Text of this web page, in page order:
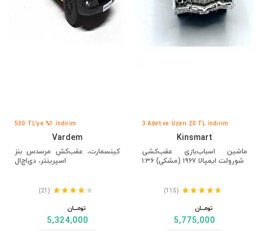
3 Adet ve Üzeri 20 TL İndirim
Kinsmart
ماشین اسباب‌بازی عقب‌کشی
شورولت ایمپالا ۱۹۶۷ (مشکی) ۱:۳۶
(115)
تومــــــان
5,775,000
500 TL'ye %1 İndirim
Vardem
کینسمارت، عقب‌کش مرسدس بنز
اسپرینتر، دی‌اچ‌ال
(21)
تومــــــان
5,324,000